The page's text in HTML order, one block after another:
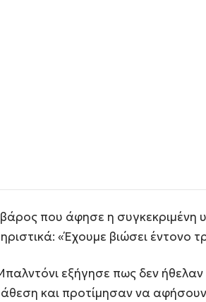
βάρος που άφησε η συγκεκριμένη
«Έχουμε βιώσει έντονο
εξήγησε πως δεν
και προτίμησαν να